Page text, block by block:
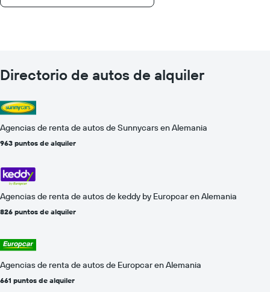
Directorio de autos de alquiler
Agencias de renta de autos de Sunnycars en Alemania
963 puntos de alquiler
Agencias de renta de autos de keddy by Europcar en Alemania
826 puntos de alquiler
Agencias de renta de autos de Europcar en Alemania
661 puntos de alquiler